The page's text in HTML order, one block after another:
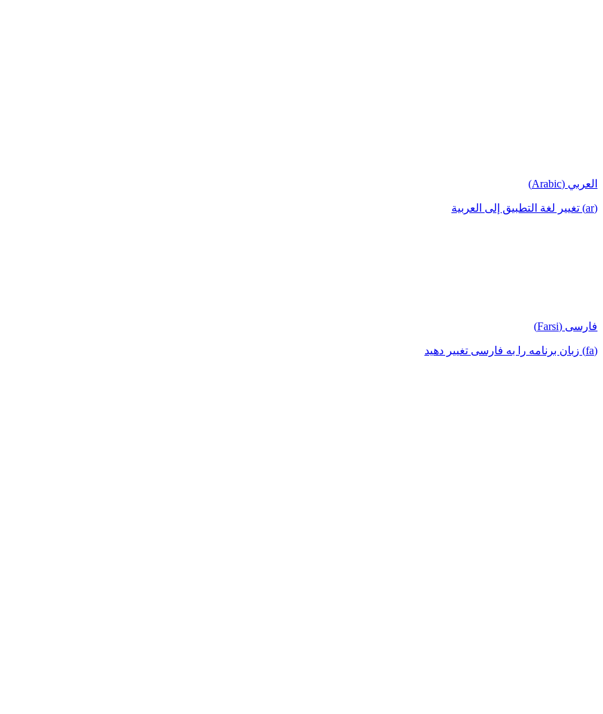
العربي (Arabic)
(ar) تغيير لغة التطبيق إلى العربية
فارسی (Farsi)
(fa) زبان برنامه را به فارسی تغییر دهید